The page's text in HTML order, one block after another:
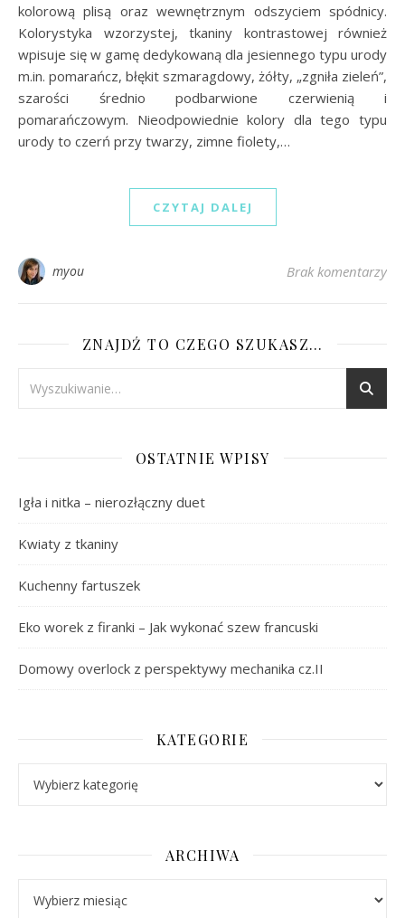
kolorową plisą oraz wewnętrznym odszyciem spódnicy.
Kolorystyka wzorzystej, tkaniny kontrastowej również
wpisuje się w gamę dedykowaną dla jesiennego typu urody
m.in. pomarańcz, błękit szmaragdowy, żółty, „zgniła zieleń”,
szarości średnio podbarwione czerwienią i
pomarańczowym. Nieodpowiednie kolory dla tego typu
urody to czerń przy twarzy, zimne fiolety,…
CZYTAJ DALEJ
myou Brak komentarzy
ZNAJDŹ TO CZEGO SZUKASZ…
OSTATNIE WPISY
Igła i nitka – nierozłączny duet
Kwiaty z tkaniny
Kuchenny fartuszek
Eko worek z firanki – Jak wykonać szew francuski
Domowy overlock z perspektywy mechanika cz.II
KATEGORIE
ARCHIWA